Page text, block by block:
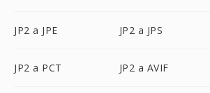
JP2 a JPE JP2 a JPS
JP2 a PCT JP2 a AVIF